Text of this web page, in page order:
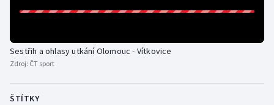
Sestřih a ohlasy utkání Olomouc - Vítkovice
Zdroj: ČT sport
ŠTÍTKY